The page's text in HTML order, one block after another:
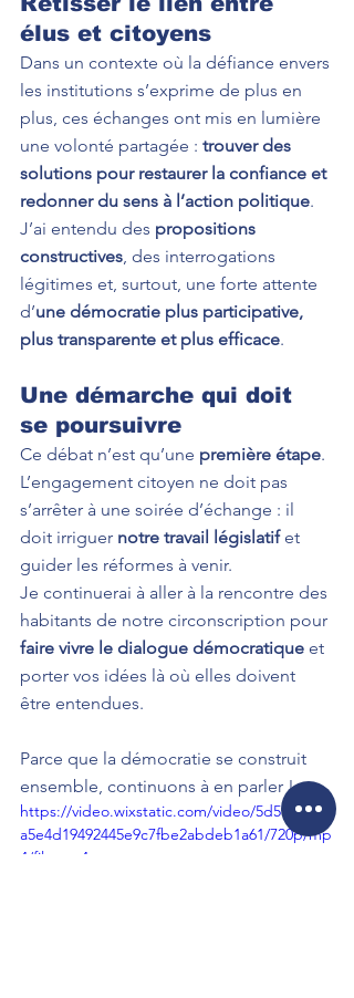
élus et citoyens
Dans un contexte où la défiance envers
les institutions s’exprime de plus en
plus, ces échanges ont mis en lumière
une volonté partagée : trouver des
solutions pour restaurer la confiance et
redonner du sens à l’action politique.
J’ai entendu des propositions
constructives, des interrogations
légitimes et, surtout, une forte attente
d’une démocratie plus participative,
plus transparente et plus efficace.
Une démarche qui doit
se poursuivre
Ce débat n’est qu’une première étape.
L’engagement citoyen ne doit pas
s’arrêter à une soirée d’échange : il
doit irriguer notre travail législatif et
guider les réformes à venir.
Je continuerai à aller à la rencontre des
habitants de notre circonscription pour
faire vivre le dialogue démocratique et
porter vos idées là où elles doivent
être entendues.
Parce que la démocratie se construit
ensemble, continuons à en parler !
https://video.wixstatic.com/video/5d5f7e_bb
a5e4d19492445e9c7fbe2abdeb1a61/720p/mp
4/file.mp4